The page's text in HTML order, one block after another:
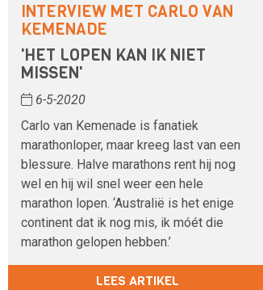
INTERVIEW MET CARLO VAN
KEMENADE
'HET LOPEN KAN IK NIET
MISSEN'
6-5-2020
Carlo van Kemenade is fanatiek
marathonloper, maar kreeg last van een
blessure. Halve marathons rent hij nog
wel en hij wil snel weer een hele
marathon lopen. ‘Australië is het enige
continent dat ik nog mis, ik móét die
marathon gelopen hebben.’
LEES ARTIKEL